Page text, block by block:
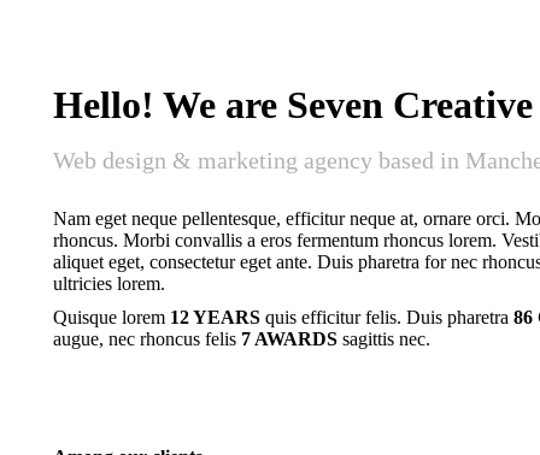
Hello! We are Seven Creative
Web design & marketing agency based in
Nam eget neque pellentesque, efficitur neque at, ornare orci.
rhoncus. Morbi convallis a eros fermentum rhoncus lorem.
aliquet eget, consectetur eget ante. Duis pharetra for nec
ultricies lorem.
Quisque lorem 12 YEARS quis efficitur felis. Duis pharetra 86
augue, nec rhoncus felis 7 AWARDS sagittis nec.